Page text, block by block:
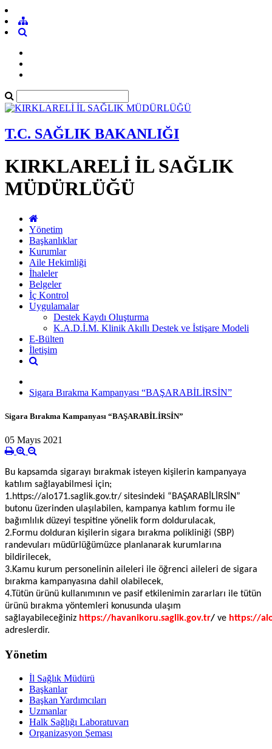
T.C. SAĞLIK BAKANLIĞI
KIRKLARELİ İL SAĞLIK
MÜDÜRLÜĞÜ
Yönetim
Başkanlıklar
Kurumlar
Aile Hekimliği
İhaleler
Belgeler
İç Kontrol
Uygulamalar
Destek Kaydı Oluşturma
K.A.D.İ.M. Klinik Akıllı Destek ve İstişare Modeli
E-Bülten
İletişim
Sigara Bırakma Kampanyası “BAŞARABİLİRSİN”
Sigara Bırakma Kampanyası “BAŞARABİLİRSİN”
05 Mayıs 2021
Bu kapsamda sigarayı bırakmak isteyen kişilerin kampanyaya
katılım sağlayabilmesi için;
1.https://alo171.saglik.gov.tr/ sitesindeki “BAŞARABİLİRSİN”
butonu üzerinden ulaşılabilen, kampanya katılım formu ile
bağımlılık düzeyi tespitine yönelik form doldurulacak,
2.Formu dolduran kişilerin sigara bırakma polikliniği (SBP)
randevuları müdürlüğümüzce planlanarak kurumlarına
bildirilecek,
3.Kamu kurum personelinin aileleri ile öğrenci aileleri de sigara
bırakma kampanyasına dahil olabilecek,
4.Tütün ürünü kullanımının ve pasif etkilenimin zararları ile tütün
ürünü bırakma yöntemleri konusunda ulaşım
sağlayabileceğiniz https://havanikoru.saglik.gov.tr/ ve https://
adreslerdir.
Yönetim
İl Sağlık Müdürü
Başkanlar
Başkan Yardımcıları
Uzmanlar
Halk Sağlığı Laboratuvarı
Organizasyon Şeması